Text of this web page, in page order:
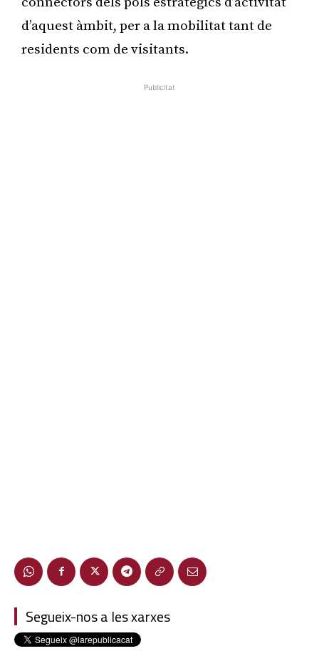
d’aquest àmbit, per a la mobilitat tant de
residents com de visitants.
Publicitat
Segueix-nos a les xarxes